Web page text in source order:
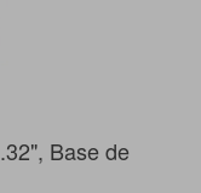
Base de